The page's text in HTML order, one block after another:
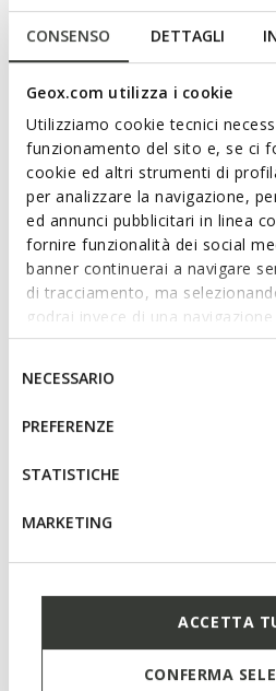
CONSENSO DETTAGLI
Geox.com utilizza i cookie
Utilizziamo cookie tecnici
funzionamento del sito e, se ci
cookie ed altri strumenti di
per analizzare la navigazione,
ed annunci pubblicitari in linea
fornire funzionalità dei social
banner continuerai a navigare
di tracciamento, ma
godrai invece di una
base dei tuoi gusti ed interessi.
IMPOSTAZIONI potrai anche
altri strumenti di tracciamento
informazioni o per modificare
tue impostazioni, visita la nostra
consenso
NECESSARIO
PREFERENZE
STATISTICHE
MARKETING
ACCETTA
CONFERMA
ONLINE EXCLUSIVE SUSTAINABLE
Brandolf Man
Leather oxfords
List price:Price reduced from
€120,00to
€82,80
Select Size
One of our bestsellers. Highly popular
Free standard delivery
Description
Men's breathable shoe loaded
Crafted from smooth black
Brandolf is a piece of footwear